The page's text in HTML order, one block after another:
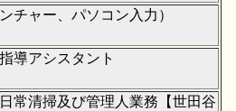
チャー、パソコン入力）
導アシスタント
常清掃及び管理人業務【世田谷